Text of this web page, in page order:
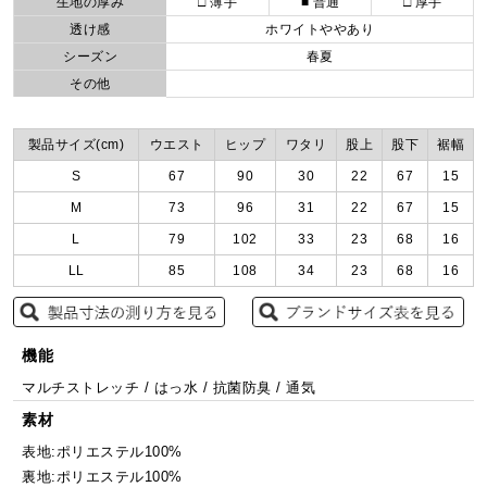
透け感
ホワイトややあり
シーズン
春夏
その他
製品サイズ(cm) ウエスト ヒップ ワタリ 股上 股下 裾幅
S 67 90 30 22 67 15
M 73 96 31 22 67 15
L 79 102 33 23 68 16
LL 85 108 34 23 68 16
機能
マルチストレッチ / はっ水 / 抗菌防臭 / 通気
素材
表地:ポリエステル100%
裏地:ポリエステル100%